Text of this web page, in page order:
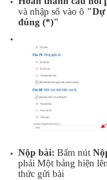
và nhập số vào ô "Dự
đúng (*)"
Nộp bài: Bấm nút
phải Một bảng hiện
thức gửi bài